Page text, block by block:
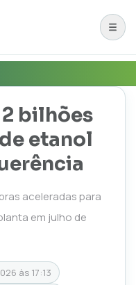
2 bilhões
etanol
aceleradas para
em julho de
às 17:13